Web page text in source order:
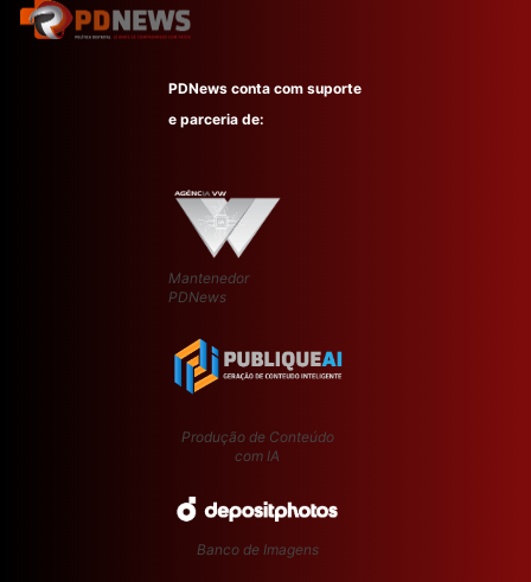
PDNews conta com suporte
e parceria de:
Mantenedor
PDNews
Produção de Conteúdo
com IA
Banco de Imagens